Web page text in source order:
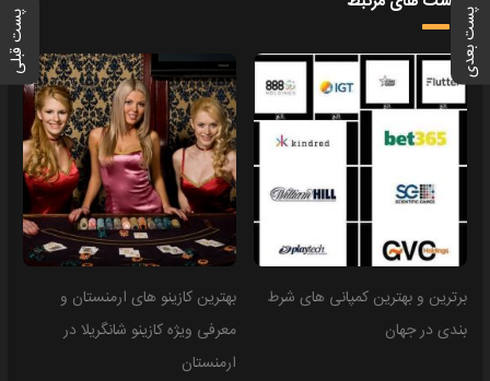
پست بعدی پست قبلی
برترین و بهترین کمپانی های شرط
بندی در جهان
بهترین کازینو های ارمنستان و
معرفی ویژه کازینو شانگریلا در
ارمنستان